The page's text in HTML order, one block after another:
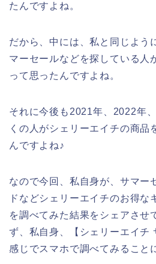
たんですよね。
だから、中には、私と同じよう
マーセールなどを探している人
って思ったんですよね。
それに今後も2021年、2022年
くの人がシェリーエイチの商品
んですよね♪
なので今回、私自身が、サマー
ドなどシェリーエイチのお得な
を調べてみた結果をシェアさせ
ず、私自身、【シェリーエイチ
感じでスマホで調べてみること